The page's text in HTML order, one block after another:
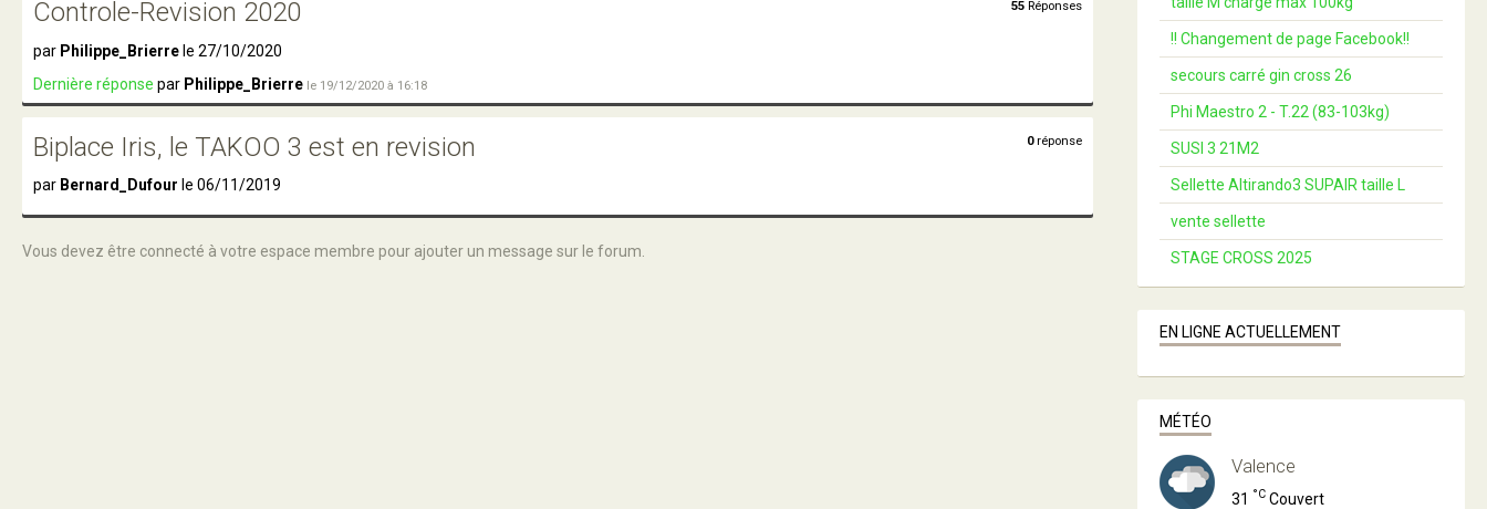
Controle-Revision 2020
par Philippe_Brierre le 27/10/2020
Dernière réponse par Philippe_Brierre le 19/12/2020 à 16:18
55 Réponses
Biplace Iris, le TAKOO 3 est en revision
par Bernard_Dufour le 06/11/2019
0réponse
Vous devez être connecté à votre espace membre pour ajouter un message sur le forum.
!! Changement de page Facebook!!
secours carré gin cross 26
Phi Maestro 2 - T.22 (83-103kg)
SUSI 3 21M2
Sellette Altirando3 SUPAIR taille L
vente sellette
STAGE CROSS 2025
EN LIGNE ACTUELLEMENT
MÉTÉO
Valence
31 °C Couvert